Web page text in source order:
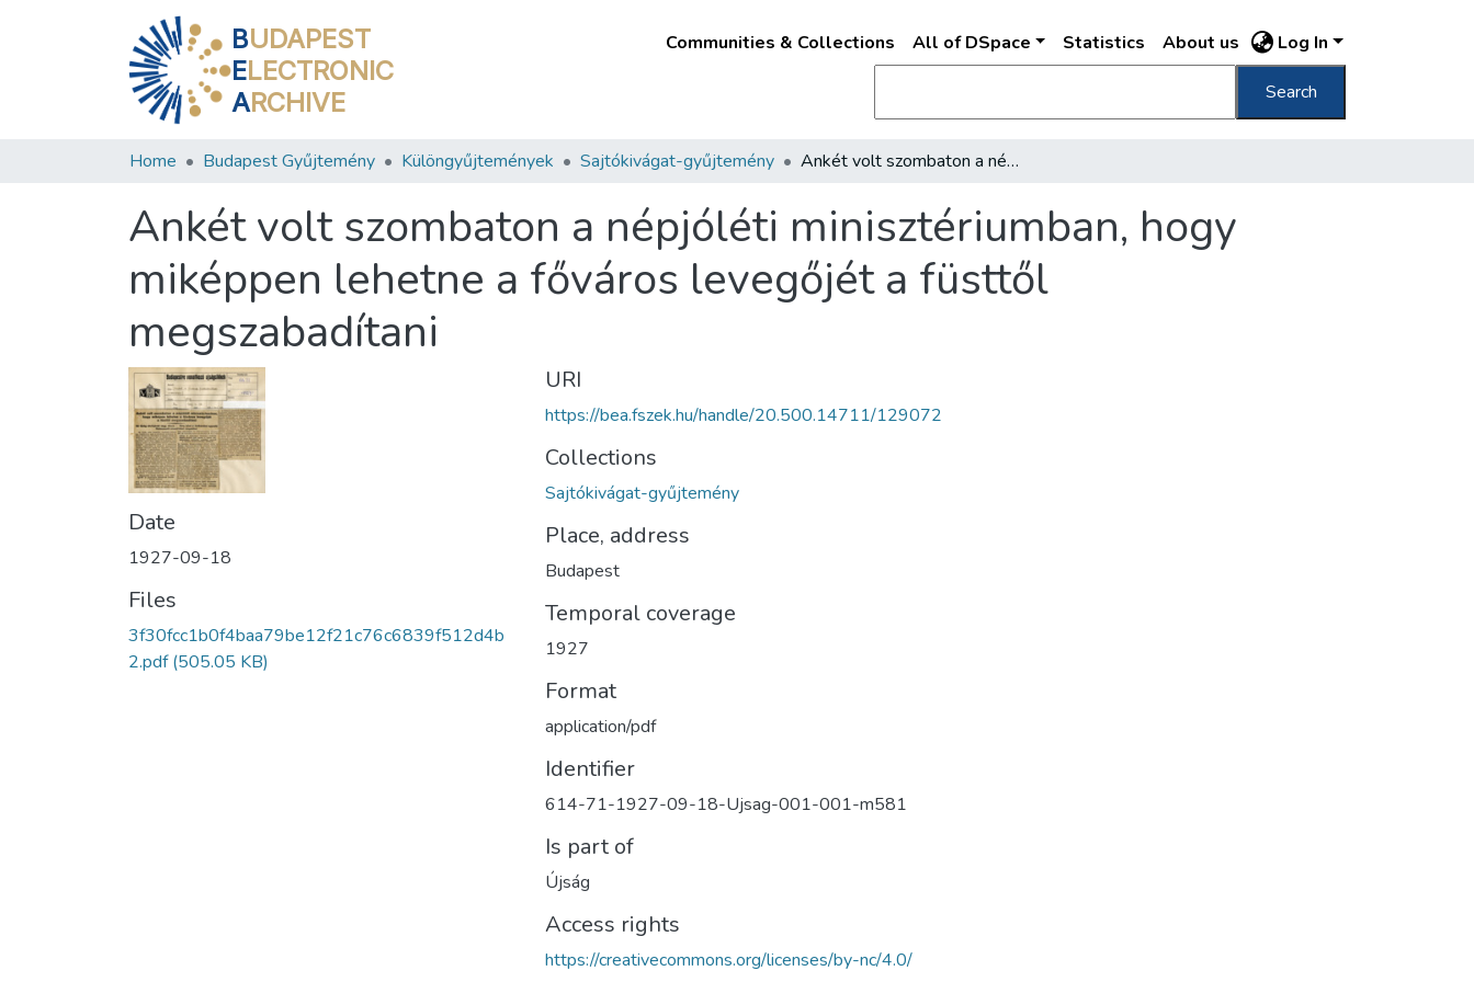
BUDAPEST
ELECTRONIC
ARCHIVE
Communities & Collections All of DSpace Statistics About us Log In
Search
Home Budapest Gyűjtemény Különgyűjtemények Sajtókivágat-gyűjtemény Ankét volt szombaton a népjóléti minisztériumban, hogy miképpen lehetne a főváros levegőjét a füsttől megszabadítani
Ankét volt szombaton a népjóléti minisztériumban, hogy
miképpen lehetne a főváros levegőjét a füsttől
megszabadítani
Date
1927-09-18
Files
3f30fcc1b0f4baa79be12f21c76c6839f512d4b
2.pdf(505.05 KB)
URI
https://bea.fszek.hu/handle/20.500.14711/129072
Collections
Sajtókivágat-gyűjtemény
Place, address
Budapest
Temporal coverage
1927
Format
application/pdf
Identifier
614-71-1927-09-18-Ujsag-001-001-m581
Is part of
Újság
Access rights
https://creativecommons.org/licenses/by-nc/4.0/